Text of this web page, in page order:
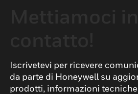
Iscrivetevi per ricevere
da parte di Honeywell su
prodotti, informazioni